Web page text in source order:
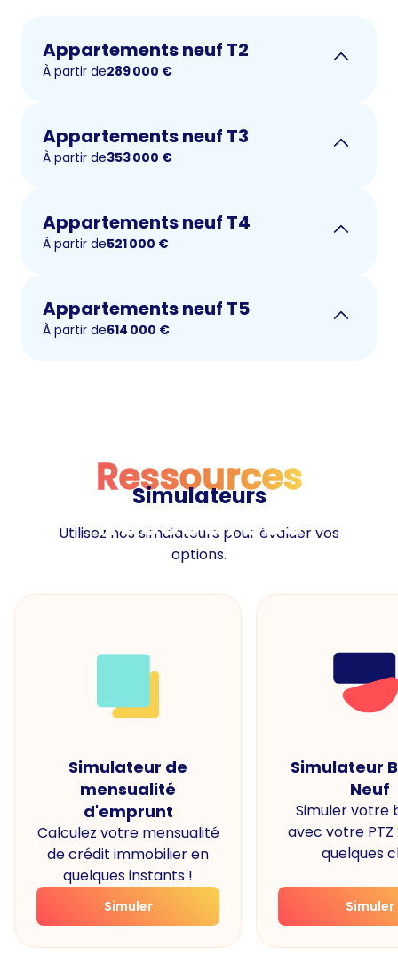
Appartements neuf T2
À partir de289 000 €
Appartements neuf T3
À partir de353 000 €
Appartements neuf T4
À partir de521 000 €
Appartements neuf T5
À partir de614 000 €
Ressources
Ressources
Simulateurs
Utilisez nos simulateurs pour évaluer vos
options.
Simulateur de
mensualité
d'emprunt
Calculez votre mensualité
de crédit immobilier en
quelques instants !
Simuler
Simulateur
Neuf
Simuler votre
avec votre PTZ
quelques
Simuler